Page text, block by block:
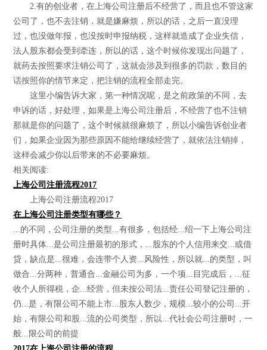
2.有的创业者，在上海公司注册后不经营了，而且也不管这家
公司了，也不去注销，就是嫌麻烦，所以的话，之后一直没理
过，也没做年报，也没按时申报纳税，这样就造成了企业失信，
法人股东都会受到牵连，所以的话，这个时候你发现出问题了，
就药去按照要求注销公司了，这就会涉及到很多的罚款，数目的
话按照你的情节来定，把注销的流程全部走完。
这里小编告诉大家，第一种情况呢，是之前政策的不同，去
申诉的话，好处理，如果是上海公司注册后，不经营了也不注销
那就是你的问题了，这个时候就很麻烦了，所以小编告诉创业者
们，如果企业因为那些原因不能给继续经营了，就依法注销掉，
这样会减少你以后带来的不必要麻烦。
相关阅读:
上海公司注册流程2017
上海公司注册流程2017
在上海公司注册类型有哪些？
...的不同，公司注册的类型...有很多，包括经...绍一下上海公司注
册时具体...是公司注册最初的形式，...股东的个人信用来交...或借
贷，缺点是...很难，会连带个人资...风险性，所以就...的类型，叫
做合...分两种，普通合...金融公司为多，一个项...目完成后，...征
收个人所得税，企...经营，但未按公司法...责任公司登记注册的，
仍...是，有限公司不能上市...股东人数少，规模...较小的公司...开
始，有限公司和股...流的公司类型，所以...代社会公司注册时，一
般...限公司的前提